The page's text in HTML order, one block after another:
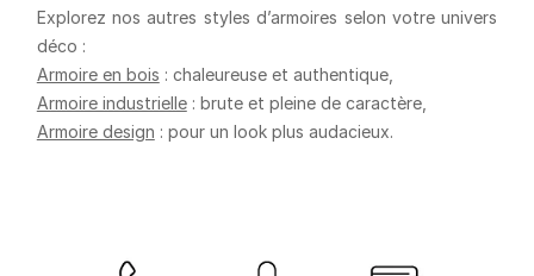
Explorez nos autres styles d’armoires selon votre univers
déco :
Armoire en bois : chaleureuse et authentique,
Armoire industrielle: brute et pleine de caractère,
Armoire design : pour un look plus audacieux.